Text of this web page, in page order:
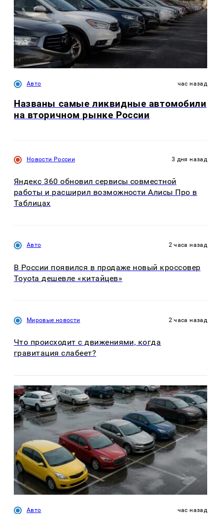
Авто час назад
Названы самые ликвидные автомобили
на вторичном рынке России
Новости России 3 дня назад
Яндекс 360 обновил сервисы совместной
работы и расширил возможности Алисы Про в
Таблицах
Авто 2 часа назад
В России появился в продаже новый кроссовер
Toyota дешевле «китайцев»
Мировые новости 2 часа назад
Что происходит с движениями, когда
гравитация слабеет?
Авто час назад